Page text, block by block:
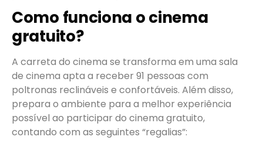
Como funciona o cinema
gratuito?
A carreta do cinema se transforma em uma sala
de cinema apta a receber 91 pessoas com
poltronas reclináveis e confortáveis. Além disso,
prepara o ambiente para a melhor experiência
possível ao participar do cinema gratuito,
contando com as seguintes “regalias”: